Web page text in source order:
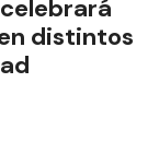
distintos